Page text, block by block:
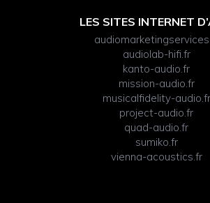
LES SITES INTERNET
audiolab-hifi.fr
kanto-audio.fr
mission-audio.fr
musicalfidelity-audio.fr
project-audio.fr
quad-audio.fr
sumiko.fr
vienna-acoustics.fr